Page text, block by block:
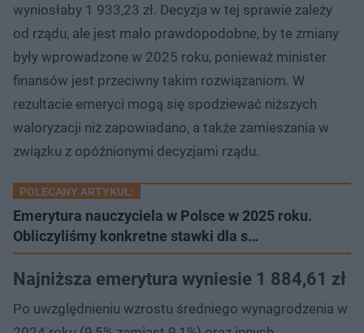
wyniosłaby 1 933,23 zł. Decyzja w tej sprawie zależy
od rządu, ale jest mało prawdopodobne, by te zmiany
były wprowadzone w 2025 roku, ponieważ minister
finansów jest przeciwny takim rozwiązaniom. W
rezultacie emeryci mogą się spodziewać niższych
waloryzacji niż zapowiadano, a także zamieszania w
związku z opóźnionymi decyzjami rządu.
POLECANY ARTYKUŁ:
Emerytura nauczyciela w Polsce w 2025 roku.
Obliczyliśmy konkretne stawki dla s…
Najniższa emerytura wyniesie 1 884,61 zł
Po uwzględnieniu wzrostu średniego wynagrodzenia w